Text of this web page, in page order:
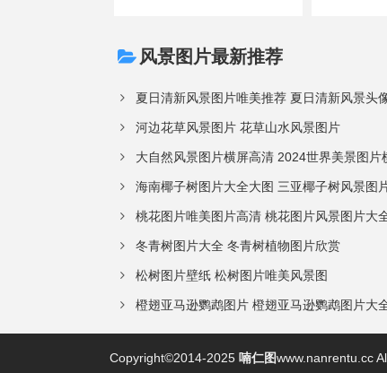
风景图片最新推荐
夏日清新风景图片唯美推荐 夏日清新风景头
河边花草风景图片 花草山水风景图片
大自然风景图片横屏高清 2024世界美景图片
海南椰子树图片大全大图 三亚椰子树风景图
桃花图片唯美图片高清 桃花图片风景图片大
冬青树图片大全 冬青树植物图片欣赏
松树图片壁纸 松树图片唯美风景图
橙翅亚马逊鹦鹉图片 橙翅亚马逊鹦鹉图片大
Copyright©2014-2025 喃仁图www.nanrentu.cc